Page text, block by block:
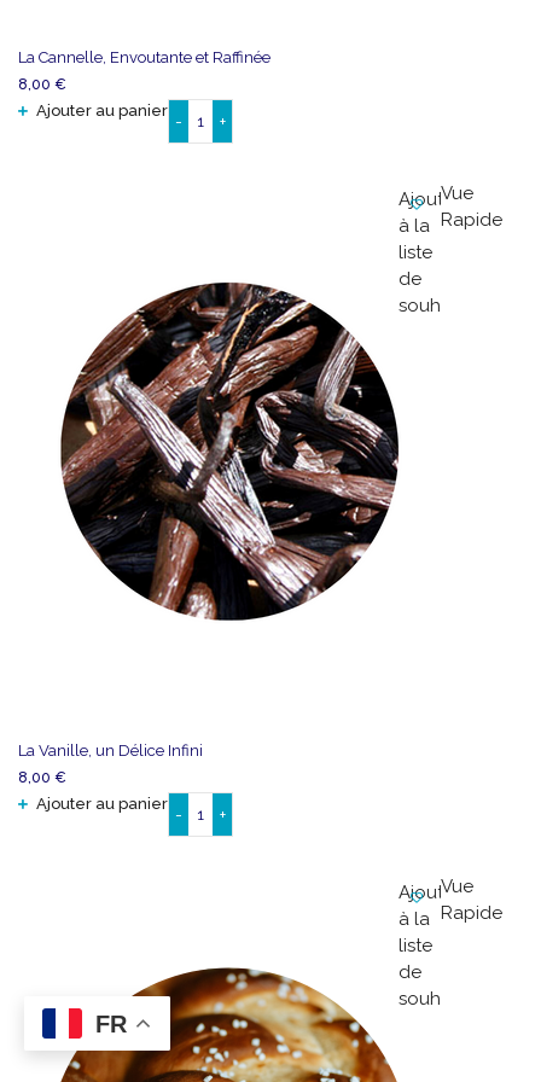
La Cannelle, Envoutante et Raffinée
8,00 €
Ajouter au panier
-
quantité
Raffinée
+
Ajouter
à la
liste
de
souhaits
La Vanille, un Délice Infini
8,00 €
Ajouter au panier
Vue
Rapide
-
quantité
Infini
+
Ajouter
à la
liste
de
souhaits
Vue
Rapide
FR